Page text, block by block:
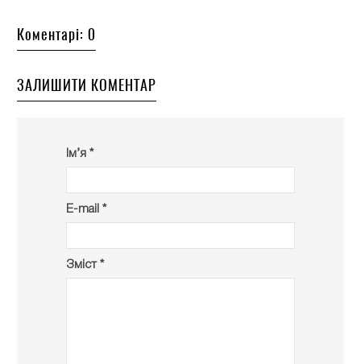
Коментарі: 0
ЗАЛИШИТИ КОМЕНТАР
Ім’я *
E-mail *
Зміст *